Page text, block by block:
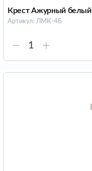
Крест Ажурный белый
Артикул: ЛМК-4Б